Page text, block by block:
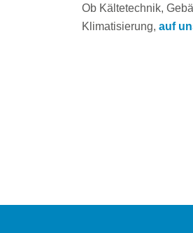
Ob Kältetechnik,
Klimatisierung, auf